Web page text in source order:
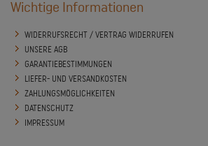
Wichtige Informationen
WIDERRUFSRECHT / VERTRAG WIDERRUFEN
UNSERE AGB
GARANTIEBESTIMMUNGEN
LIEFER- UND VERSANDKOSTEN
ZAHLUNGSMÖGLICHKEITEN
DATENSCHUTZ
IMPRESSUM